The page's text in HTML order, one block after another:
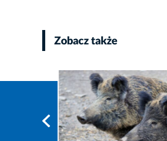
Zobacz także